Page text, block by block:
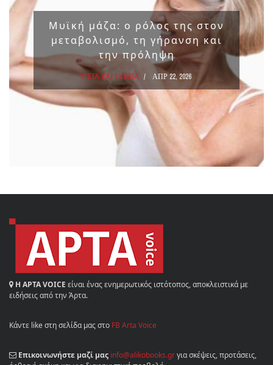
Μυϊκή μάζα: ο ρόλος της στον
μεταβολισμό, τη γήρανση και
την πρόληψη
ΥΓΕΙΑ ΚΑΙ ΕΥΕΞΙΑ ΑΠΡ 22, 2026
Η ΑΡΤΑ VOICE είναι ένας ενημερωτικός ιστότοπος, αποκλειστικά με
ειδήσεις από την Άρτα.
Κάντε like στη σελίδα μας στο FB Arta Voice
Επικοινωνήστε μαζί μας info@alikobooks.grγια σκέψεις, προτάσεις,